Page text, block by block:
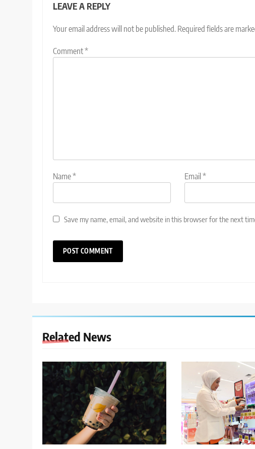
LEAVE A REPLY
Your email address will not be published. Required fields are
Comment*
Name* Email *
Save my name, email, and website in this browser for the next
Related News